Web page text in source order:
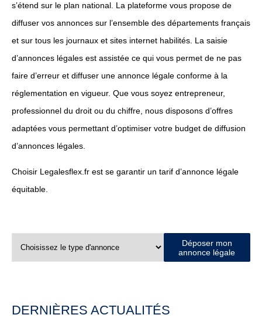
s’étend sur le plan national. La plateforme vous propose de
diffuser vos annonces sur l’ensemble des départements français
et sur tous les journaux et sites internet habilités. La saisie
d’annonces légales est assistée ce qui vous permet de ne pas
faire d’erreur et diffuser une annonce légale conforme à la
réglementation en vigueur. Que vous soyez entrepreneur,
professionnel du droit ou du chiffre, nous disposons d’offres
adaptées vous permettant d’optimiser votre budget de diffusion
d’annonces légales.
Choisir Legalesflex.fr est se garantir un tarif d’annonce légale
équitable.
Déposer mon
annonce légale
DERNIÈRES ACTUALITÉS